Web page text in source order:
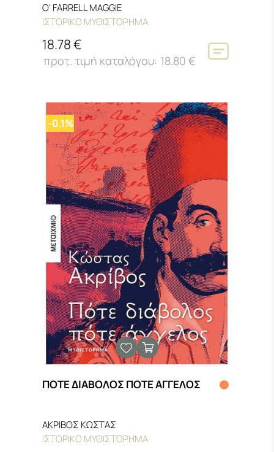
O' FARRELL MAGGIE
ΙΣΤΟΡΙΚΟ ΜΥΘΙΣΤΟΡΗΜΑ
18.78 €
18.80 €
-0,1%
ΠΟΤΕ ΔΙΑΒΟΛΟΣ ΠΟΤΕ ΑΓΓΕΛΟΣ
ΑΚΡΙΒΟΣ ΚΩΣΤΑΣ
ΙΣΤΟΡΙΚΟ ΜΥΘΙΣΤΟΡΗΜΑ